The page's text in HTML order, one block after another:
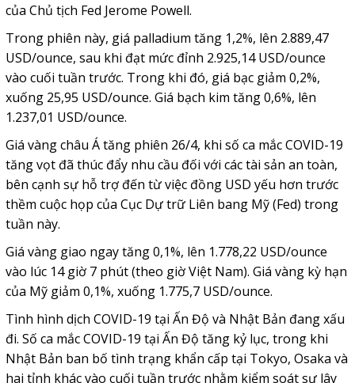
của Chủ tịch Fed Jerome Powell.
Trong phiên này, giá palladium tăng 1,2%, lên 2.889,47
USD/ounce, sau khi đạt mức đỉnh 2.925,14 USD/ounce
vào cuối tuần trước. Trong khi đó, giá bạc giảm 0,2%,
xuống 25,95 USD/ounce. Giá bạch kim tăng 0,6%, lên
1.237,01 USD/ounce.
Giá vàng châu Á tăng phiên 26/4, khi số ca mắc COVID-19
tăng vọt đã thúc đẩy nhu cầu đối với các tài sản an toàn,
bên cạnh sự hỗ trợ đến từ việc đồng USD yếu hơn trước
thềm cuộc họp của Cục Dự trữ Liên bang Mỹ (Fed) trong
tuần này.
Giá vàng giao ngay tăng 0,1%, lên 1.778,22 USD/ounce
vào lúc 14 giờ 7 phút (theo giờ Việt Nam). Giá vàng kỳ hạn
của Mỹ giảm 0,1%, xuống 1.775,7 USD/ounce.
Tình hình dịch COVID-19 tại Ấn Độ và Nhật Bản đang xấu
đi. Số ca mắc COVID-19 tại Ấn Độ tăng kỷ lục, trong khi
Nhật Bản ban bố tình trạng khẩn cấp tại Tokyo, Osaka và
hai tỉnh khác vào cuối tuần trước nhằm kiểm soát sự lây